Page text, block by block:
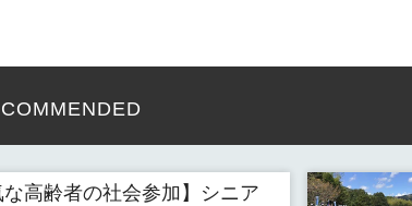
な高齢者の社会参加】シニア